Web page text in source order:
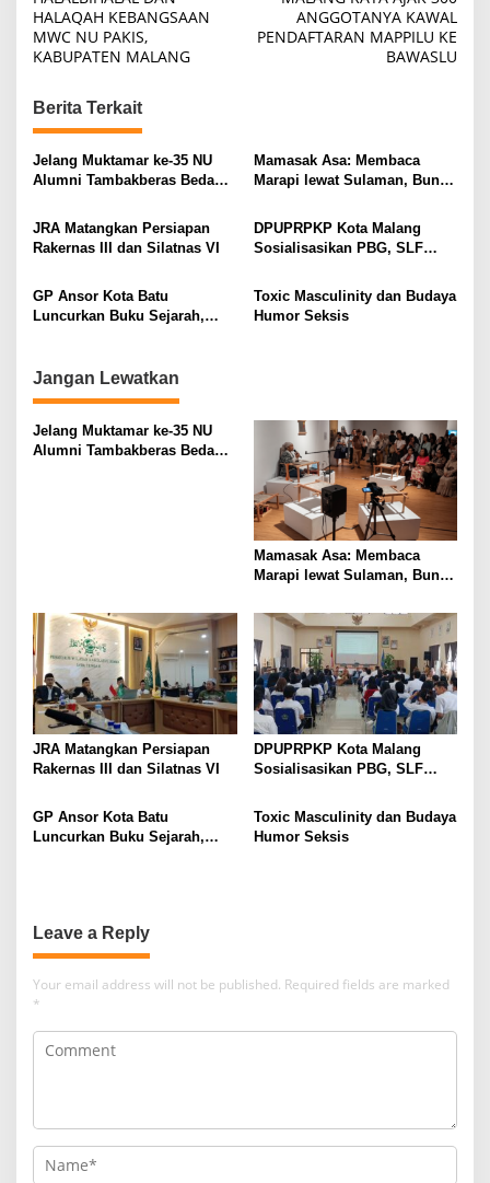
s
t
a
v
i
a
i
o
HALAQAH KEBANGSAAN
MWC NU PAKIS,
KABUPATEN MALANG
ANGGOTANYA KAWAL
PENDAFTARAN MAPPILU KE
BAWASLU
Berita Terkait
Jelang Muktamar ke-35 NU
Alumni Tambakberas Bedah
Mamasak Asa: Membaca
Marapi lewat Sulaman, Bunyi,
Minangkabau
JRA Matangkan Persiapan
Rakernas III dan Silatnas VI
DPUPRPKP Kota Malang
Sosialisasikan PBG, SLF
SPPG
GP Ansor Kota Batu
Luncurkan Buku Sejarah,
Toxic Masculinity dan Budaya
Humor Seksis
Jangan Lewatkan
Jelang Muktamar ke-35 NU
Alumni Tambakberas Bedah
Mamasak Asa: Membaca
Marapi lewat Sulaman, Bunyi,
Minangkabau
JRA Matangkan Persiapan
Rakernas III dan Silatnas VI
DPUPRPKP Kota Malang
Sosialisasikan PBG, SLF
SPPG
GP Ansor Kota Batu
Luncurkan Buku Sejarah,
Toxic Masculinity dan Budaya
Humor Seksis
Leave a Reply
Your email address will not be published. Required fields are marked
*